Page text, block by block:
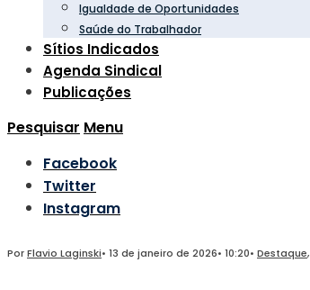
Igualdade de Oportunidades
Saúde do Trabalhador
Sítios Indicados
Agenda Sindical
Publicações
Pesquisar Menu
Facebook
Twitter
Instagram
PorFlavio Laginski• 13 de janeiro de 2026• 10:20• Destaque,